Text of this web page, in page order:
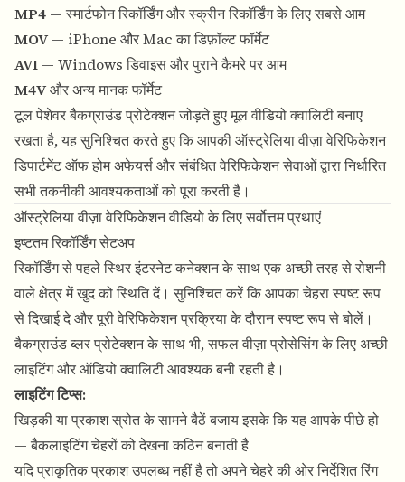
MP4 — स्मार्टफोन रिकॉर्डिंग और स्क्रीन रिकॉर्डिंग के लिए सबसे आम
MOV— iPhone और Mac का डिफ़ॉल्ट फॉर्मेट
AVI — Windows डिवाइस और पुराने कैमरे पर आम
M4Vऔर अन्य मानक फॉर्मेट
टूल पेशेवर बैकग्राउंड प्रोटेक्शन जोड़ते हुए मूल वीडियो क्वालिटी बनाए
रखता है, यह सुनिश्चित करते हुए कि आपकी ऑस्ट्रेलिया वीज़ा वेरिफिकेशन
डिपार्टमेंट ऑफ होम अफेयर्स और संबंधित वेरिफिकेशन सेवाओं द्वारा निर्धारित
सभी तकनीकी आवश्यकताओं को पूरा करती है।
ऑस्ट्रेलिया वीज़ा वेरिफिकेशन वीडियो के लिए सर्वोत्तम प्रथाएं
इष्टतम रिकॉर्डिंग सेटअप
रिकॉर्डिंग से पहले स्थिर इंटरनेट कनेक्शन के साथ एक अच्छी तरह से रोशनी
वाले क्षेत्र में खुद को स्थिति दें। सुनिश्चित करें कि आपका चेहरा स्पष्ट रूप
से दिखाई दे और पूरी वेरिफिकेशन प्रक्रिया के दौरान स्पष्ट रूप से बोलें।
बैकग्राउंड ब्लर प्रोटेक्शनके साथ भी, सफल वीज़ा प्रोसेसिंग के लिए अच्छी
लाइटिंग और ऑडियो क्वालिटी आवश्यक बनी रहती है।
लाइटिंग टिप्स:
खिड़की या प्रकाश स्रोत के सामने बैठें बजाय इसके कि यह आपके पीछे हो
— बैकलाइटिंग चेहरों को देखना कठिन बनाती है
यदि प्राकृतिक प्रकाश उपलब्ध नहीं है तो अपने चेहरे की ओर निर्देशित रिंग